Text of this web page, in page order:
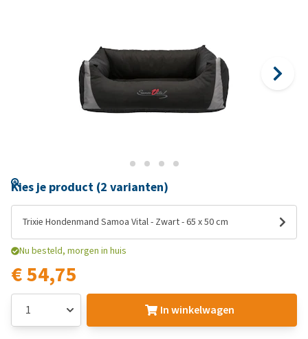
Kies je product (2 varianten)
Trixie Hondenmand Samoa Vital - Zwart - 65 x 50 cm
Nu besteld, morgen in huis
€ 54,75
In winkelwagen